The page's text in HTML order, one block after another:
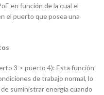
en función de la cual el
el puerto que posea una
3 > puerto 4): Esta función
de trabajo normal, lo
suministrar energía cuando